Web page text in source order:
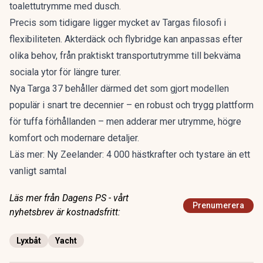
toalettutrymme med dusch.
Precis som tidigare ligger mycket av Targas filosofi i
flexibiliteten. Akterdäck och flybridge kan anpassas efter
olika behov, från praktiskt transportutrymme till bekväma
sociala ytor för längre turer.
Nya Targa 37 behåller därmed det som gjort modellen
populär i snart tre decennier – en robust och trygg plattform
för tuffa förhållanden – men adderar mer utrymme, högre
komfort och modernare detaljer.
Läs mer: Ny Zeelander: 4 000 hästkrafter och tystare än ett
vanligt samtal
Läs mer från Dagens PS - vårt
nyhetsbrev är kostnadsfritt:
Prenumerera
Lyxbåt Yacht